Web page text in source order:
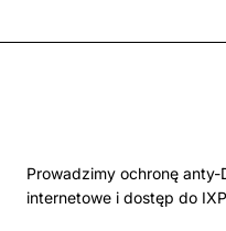
Prowadzimy ochronę anty-
internetowe i dostęp do